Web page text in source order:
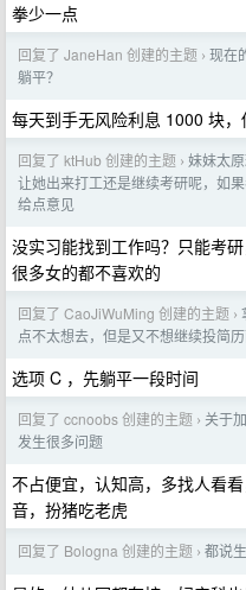
拳少一点
回复了 JaneHan 创建的主题 › 现在
躺平？
每天到手无风险利息 1000 块
回复了 ktHub 创建的主题 › 妹妹太
让她出来打工还是继续考研呢，如
给点意见
没实习能找到工作吗？只能考
很多女的都不喜欢的
回复了 CaoJiWuMing 创建的主题 ›
点不太想去，但是又不想继续投简
选项 C ，先躺平一段时间
回复了 ccnoobs 创建的主题 › 关于
发生很多问题
不占便宜，认知高，多找人看
音，扮猪吃老虎
回复了 Bologna 创建的主题 › 都说